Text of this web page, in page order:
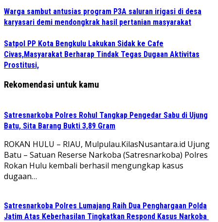
Warga sambut antusias program P3A saluran irigasi di desa
karyasari demi mendongkrak hasil pertanian masyarakat
Satpol PP Kota Bengkulu Lakukan Sidak ke Cafe
Civas,Masyarakat Berharap Tindak Tegas Dugaan Aktivitas
Prostitusi,
Rekomendasi untuk kamu
Satresnarkoba Polres Rohul Tangkap Pengedar Sabu di Ujung
Batu, Sita Barang Bukti 3,89 Gram
ROKAN HULU – RIAU, Mulpulau.KilasNusantara.id Ujung
Batu – Satuan Reserse Narkoba (Satresnarkoba) Polres
Rokan Hulu kembali berhasil mengungkap kasus
dugaan…
Satresnarkoba Polres Lumajang Raih Dua Penghargaan Polda
Jatim Atas Keberhasilan Tingkatkan Respond Kasus Narkoba